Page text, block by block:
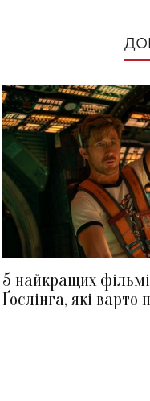
5 найкращих
Ґослінга, які варто